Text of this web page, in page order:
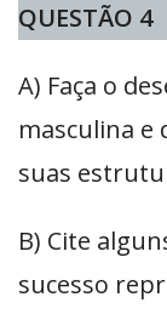
QUESTÃO 4
A) Faça o
masculina e
suas
B) Cite
sucesso